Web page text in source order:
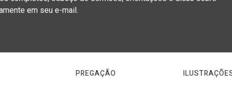
em seu e-mail.
PREGAÇÃO